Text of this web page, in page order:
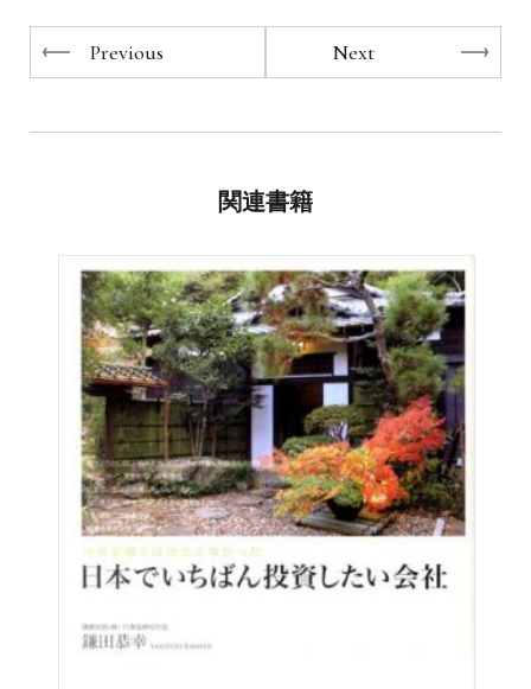
また、己の生き様から生まれる“言霊”が男女問わず競争社
会で戦
っているアスリートや経営者にも共感を生み、
メジ
ャーリーガー鈴木誠也選手をはじめ、NPBプロ野球選手の
ニス世界王者の小田凱人選手、サッカー日本代表の堂安律
が楽曲を使用しているほか、自動車メーカー、
務めている。
Previous Next
関連書籍